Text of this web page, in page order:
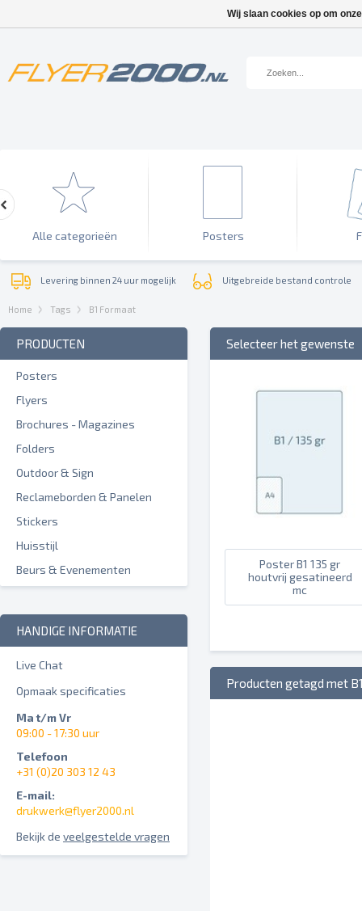
Alle categorieën Posters
Levering binnen 24 uur mogelijk Uitgebreide bestand controle
Home Tags B1 Formaat
PRODUCTEN
Posters
Flyers
Brochures - Magazines
Folders
Outdoor & Sign
Reclameborden & Panelen
Stickers
Huisstijl
Beurs & Evenementen
HANDIGE INFORMATIE
Live Chat
Opmaak specificaties
Ma t/m Vr
09:00 - 17:30 uur
Telefoon
+31 (0)20 303 12 43
E-mail:
drukwerk@flyer2000.nl
Bekijk de veelgestelde vragen
Selecteer het gewenste
Poster B1 135 gr
houtvrij gesatineerd
mc
Producten getagd met
Wij slaan cookies op om